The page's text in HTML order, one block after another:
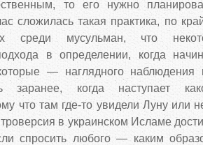
то его нужно
сложилась такая практика, по
среди мусульман, что
в определении, когда
— наглядного
заранее, когда наступает
что там где-то увидели Луну или
в украинском Исламе
спросить любого — каким